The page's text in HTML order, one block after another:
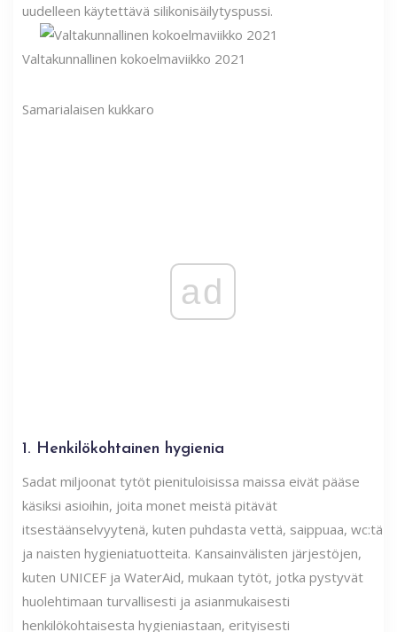
uudelleen käytettävä silikonisäilytyspussi.
Valtakunnallinen kokoelmaviikko 2021
Samarialaisen kukkaro
ad
1. Henkilökohtainen hygienia
Sadat miljoonat tytöt pienituloisissa maissa eivät pääse
käsiksi asioihin, joita monet meistä pitävät
itsestäänselvyytenä, kuten puhdasta vettä, saippuaa, wc:tä
ja naisten hygieniatuotteita. Kansainvälisten järjestöjen,
kuten UNICEF ja WaterAid, mukaan tytöt, jotka pystyvät
huolehtimaan turvallisesti ja asianmukaisesti
henkilökohtaisesta hygieniastaan, erityisesti